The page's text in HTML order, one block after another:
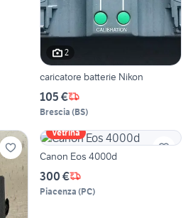
2
caricatore batterie Nikon
105 €
Brescia (BS)
Vetrina
Canon Eos 4000d
300 €
Piacenza (PC)